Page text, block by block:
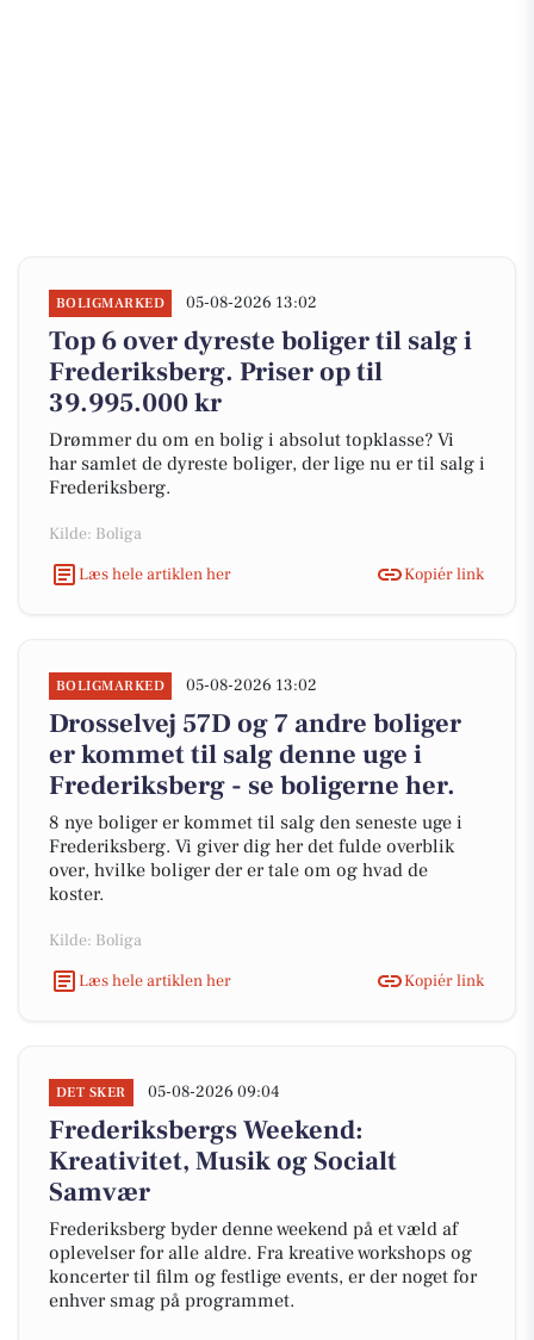
BOLIGMARKED 05-08-2026 13:02
Top 6 over dyreste boliger til salg i
Frederiksberg. Priser op til
39.995.000 kr
Drømmer du om en bolig i absolut topklasse? Vi
har samlet de dyreste boliger, der lige nu er til salg i
Frederiksberg.
Kilde: Boliga
Læs hele artiklen her
Kopiér link
BOLIGMARKED 05-08-2026 13:02
Drosselvej 57D og 7 andre boliger
er kommet til salg denne uge i
Frederiksberg - se boligerne her.
8 nye boliger er kommet til salg den seneste uge i
Frederiksberg. Vi giver dig her det fulde overblik
over, hvilke boliger der er tale om og hvad de
koster.
Kilde: Boliga
Læs hele artiklen her
Kopiér link
DET SKER 05-08-2026 09:04
Frederiksbergs Weekend:
Kreativitet, Musik og Socialt
Samvær
Frederiksberg byder denne weekend på et væld af
oplevelser for alle aldre. Fra kreative workshops og
koncerter til film og festlige events, er der noget for
enhver smag på programmet.